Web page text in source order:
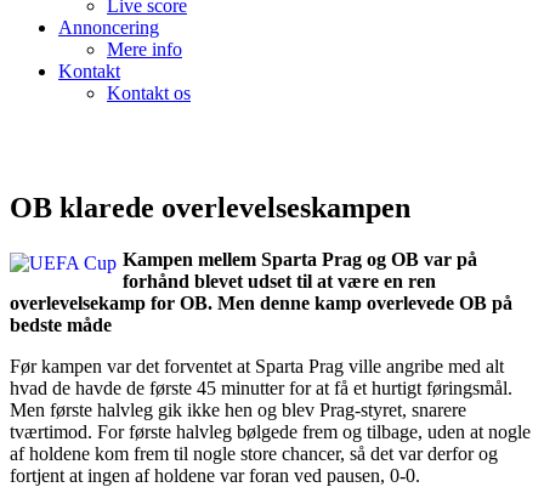
Live score
Annoncering
Mere info
Kontakt
Kontakt os
OB klarede overlevelseskampen
Kampen mellem Sparta Prag og OB var på
forhånd blevet udset til at være en ren
overlevelsekamp for OB. Men denne kamp overlevede OB på
bedste måde
Før kampen var det forventet at Sparta Prag ville angribe med alt
hvad de havde de første 45 minutter for at få et hurtigt føringsmål.
Men første halvleg gik ikke hen og blev Prag-styret, snarere
tværtimod. For første halvleg bølgede frem og tilbage, uden at nogle
af holdene kom frem til nogle store chancer, så det var derfor og
fortjent at ingen af holdene var foran ved pausen, 0-0.